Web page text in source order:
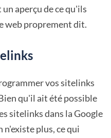
aperçu de ce qu'ils
web proprement dit.
vos sitelinks
qu'il ait été possible
sitelinks dans la Google
plus, ce qui